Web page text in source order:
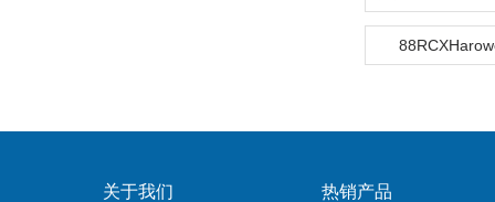
关于我们 热销产品